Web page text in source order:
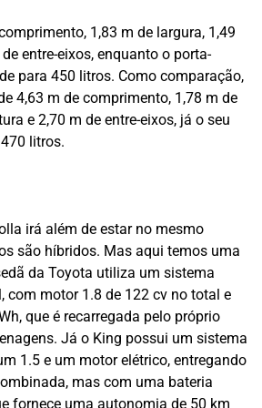
1,83 m de largura, 1,49
entre-eixos, enquanto o porta-
para 450 litros. Como comparação,
4,63 m de comprimento, 1,78 m de
e 2,70 m de entre-eixos, já o seu
litros.
irá além de estar no mesmo
são híbridos. Mas aqui temos uma
da Toyota utiliza um sistema
com motor 1.8 de 122 cv no total e
que é recarregada pelo próprio
Já o King possui um sistema
1.5 e um motor elétrico, entregando
mas com uma bateria
fornece uma autonomia de 50 km